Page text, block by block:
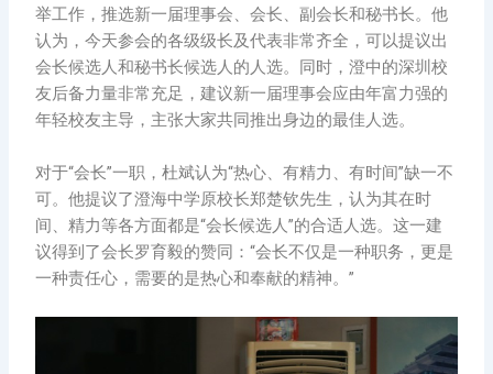
举工作，推选新一届理事会、会长、副会长和秘书长。他
认为，今天参会的各级级长及代表非常齐全，可以提议出
会长候选人和秘书长候选人的人选。同时，澄中的深圳校
友后备力量非常充足，建议新一届理事会应由年富力强的
年轻校友主导，主张大家共同推出身边的最佳人选。
对于“会长”一职，杜斌认为“热心、有精力、有时间”缺一不
可。他提议了澄海中学原校长郑楚钦先生，认为其在时
间、精力等各方面都是“会长候选人”的合适人选。这一建
议得到了会长罗育毅的赞同：“会长不仅是一种职务，更是
一种责任心，需要的是热心和奉献的精神。”